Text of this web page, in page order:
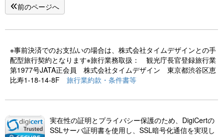
前のページへ
※事前決済でのお支払いの場合は、株式会社タイムデザインとの手
配型旅行契約となります※旅行業務取扱： 観光庁長官登録旅行業
第1977号JATA正会員 株式会社タイムデザイン 東京都渋谷区恵
比寿1-18-14-8F 旅行業約款・条件書等
実在性の証明とプライバシー保護のため、DigiCertの
SSLサーバ証明書を使用し、SSL暗号化通信を実現し